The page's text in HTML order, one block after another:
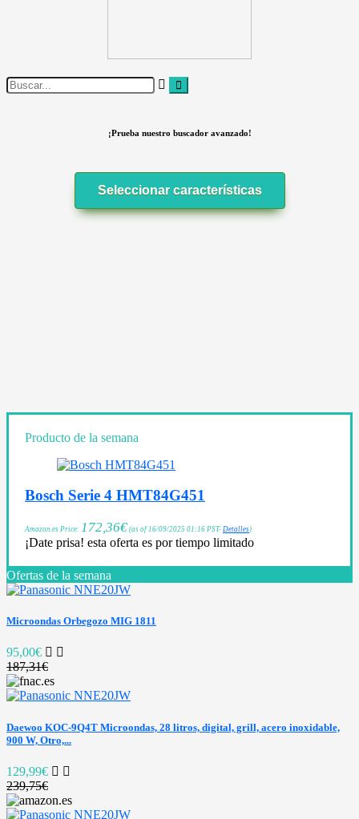
¡Prueba nuestro buscador avanzado!
Seleccionar características
Producto de la semana
Bosch Serie 4 HMT84G451
Amazon.es Price: 172,36€ (as of 16/09/2025 01:16 PST- Detalles)
¡Date prisa! esta oferta es por tiempo limitado
Ofertas de la semana
Microondas Orbegozo MIG 1811
95,00€
187,31€
Daewoo KOC-9Q4T Microondas, 28 litros, digital, grill, acero inoxidable,
900 W, Otro,...
129,99€
239,75€